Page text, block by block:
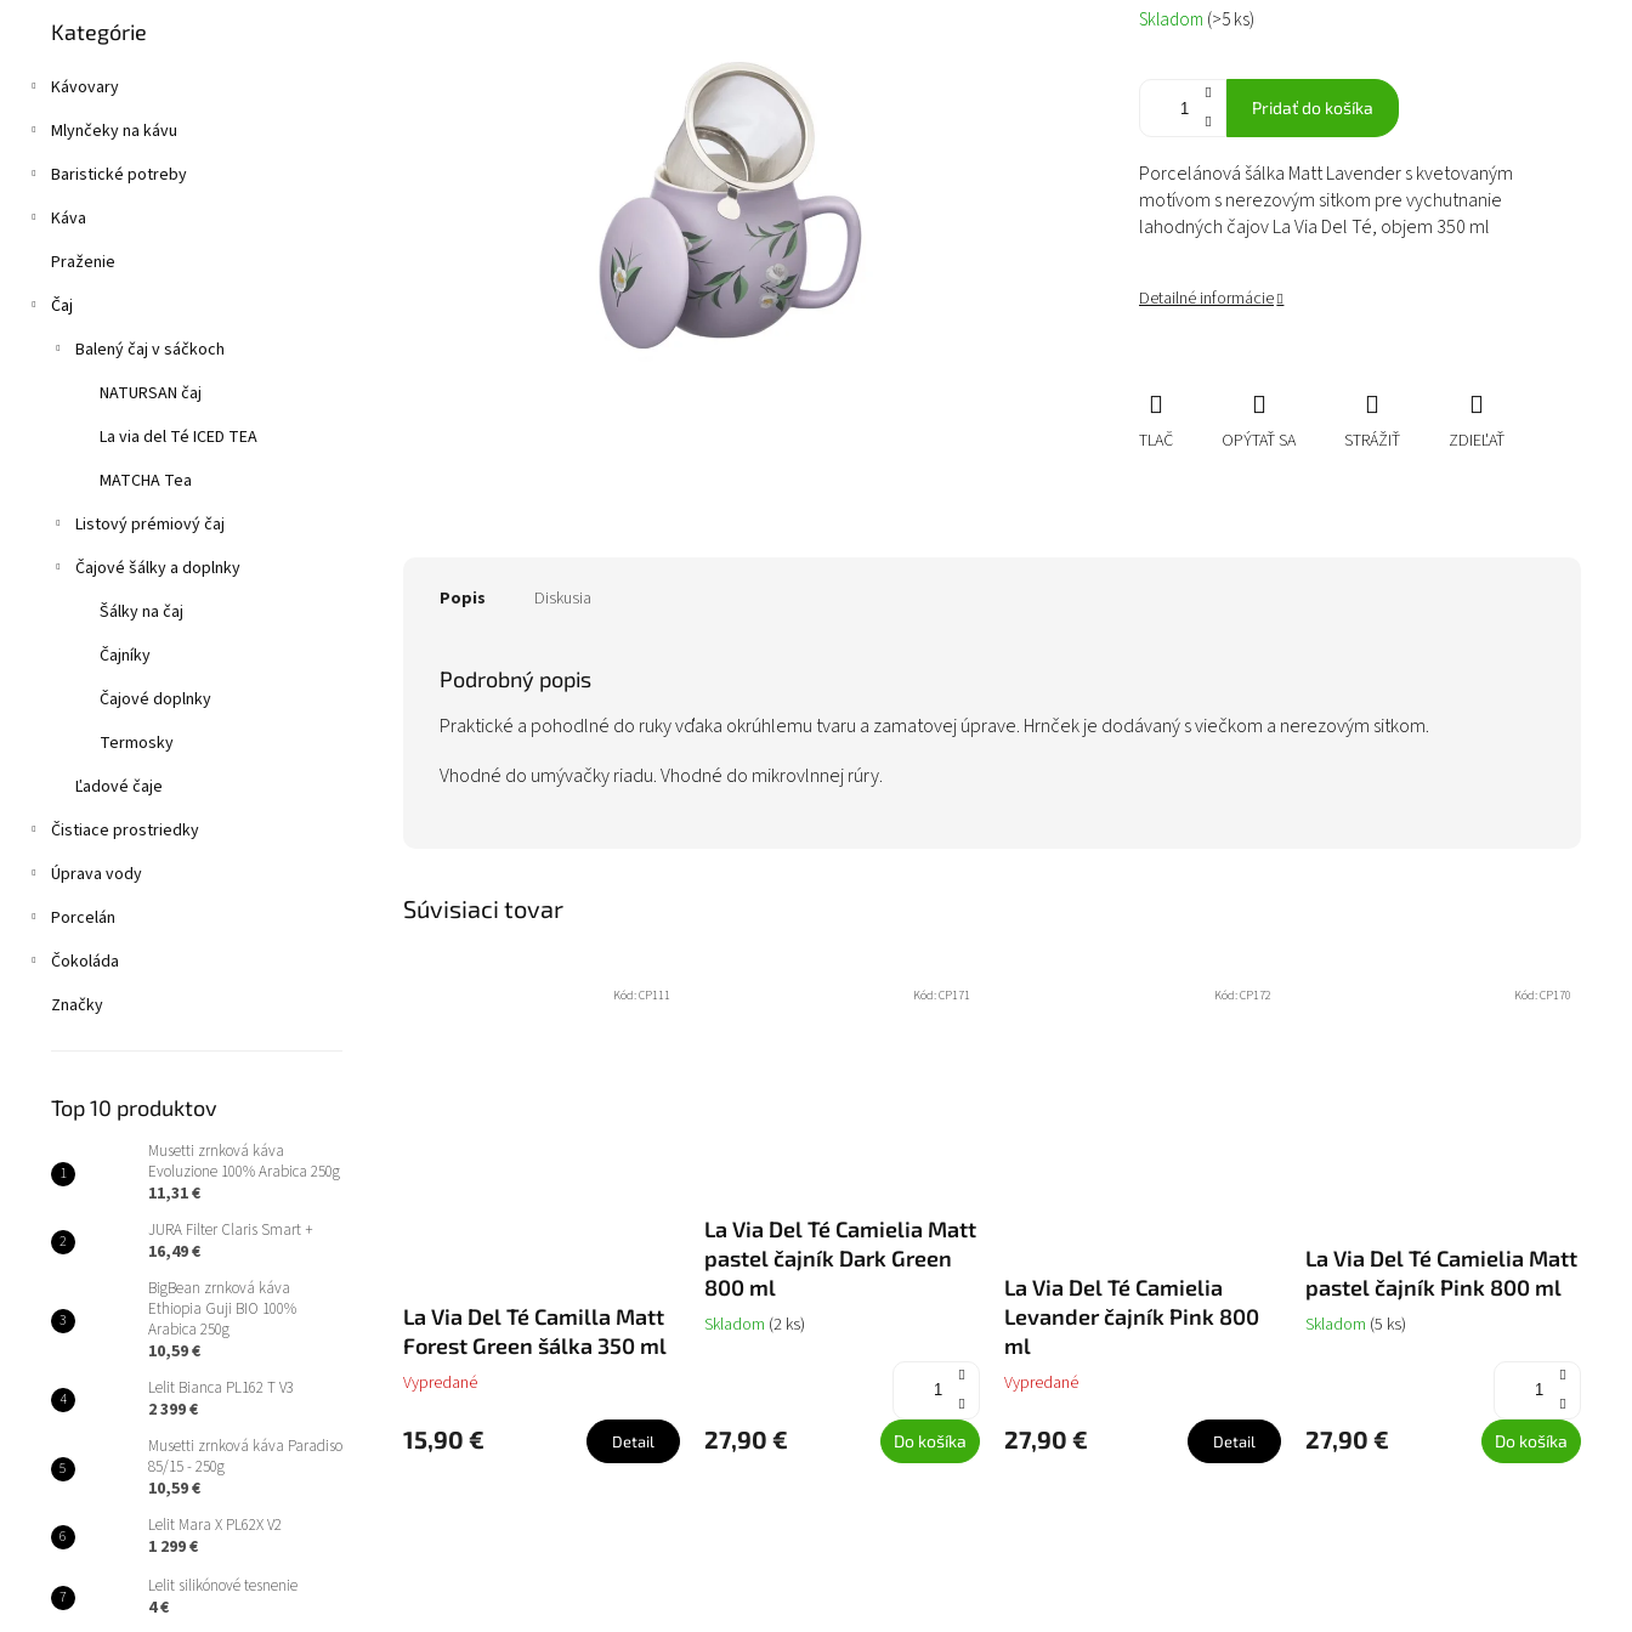
n
e
kategórie
Kategórie
Kávovary
Mlynčeky na kávu
Baristické potreby
Káva
Praženie
Čaj
Balený čaj v sáčkoch
NATURSAN čaj
La via del Té ICED TEA
MATCHA Tea
Listový prémiový čaj
Čajové šálky a doplnky
Šálky na čaj
Čajníky
Čajové doplnky
Termosky
Ľadové čaje
Čistiace prostriedky
Úprava vody
Porcelán
Čokoláda
Značky
Top 10 produktov
Musetti zrnková káva
Evoluzione 100% Arabica 250g
11,31 €
JURA Filter Claris Smart +
16,49 €
BigBean zrnková káva
Ethiopia Guji BIO 100%
Arabica 250g
10,59 €
Lelit Bianca PL162 T V3
2 399 €
Musetti zrnková káva Paradiso
85/15 - 250g
10,59 €
Lelit Mara X PL62X V2
1 299 €
Lelit silikónové tesnenie
4 €
Jednotková
cena:
Skladom (>5 ks)
Pridať do košíka
Porcelánová šálka Matt Lavender s kvetovaným
motívom s nerezovým sitkom pre vychutnanie
lahodných čajov La Via Del Té, objem 350 ml
Detailné informácie
TLAČ OPÝTAŤ SA STRÁŽIŤ ZDIEĽAŤ
Popis Diskusia
Podrobný popis
Praktické a pohodlné do ruky vďaka okrúhlemu tvaru a zamatovej úprave. Hrnček je dodávaný s viečkom a nerezovým sitkom.
Vhodné do umývačky riadu. Vhodné do mikrovlnnej rúry.
Súvisiaci tovar
La Via Del Té Camilla Matt
Forest Green šálka 350 ml
Vypredané
15,90 € Detail
Kód:CP111
La Via Del Té Camielia Matt
pastel čajník Dark Green
800 ml
Skladom (2 ks)
27,90 € Do košíka
Kód:CP171
La Via Del Té Camielia
Levander čajník Pink 800
ml
Vypredané
27,90 € Detail
Kód:CP172
La Via Del Té Camielia Matt
pastel čajník Pink 800 ml
Skladom (5 ks)
27,90 € Do košíka
Kód:CP170